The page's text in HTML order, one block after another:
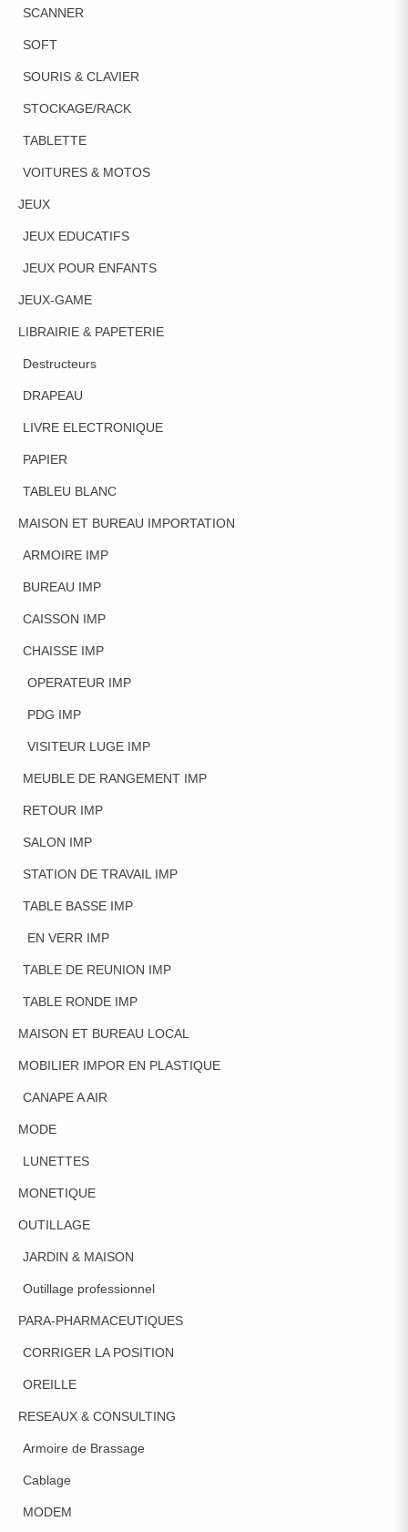
SCANNER
SOFT
SOURIS & CLAVIER
STOCKAGE/RACK
TABLETTE
VOITURES & MOTOS
JEUX
JEUX EDUCATIFS
JEUX POUR ENFANTS
JEUX-GAME
LIBRAIRIE & PAPETERIE
Destructeurs
DRAPEAU
LIVRE ELECTRONIQUE
PAPIER
TABLEU BLANC
MAISON ET BUREAU IMPORTATION
ARMOIRE IMP
BUREAU IMP
CAISSON IMP
CHAISSE IMP
OPERATEUR IMP
PDG IMP
VISITEUR LUGE IMP
MEUBLE DE RANGEMENT IMP
RETOUR IMP
SALON IMP
STATION DE TRAVAIL IMP
TABLE BASSE IMP
EN VERR IMP
TABLE DE REUNION IMP
TABLE RONDE IMP
MAISON ET BUREAU LOCAL
MOBILIER IMPOR EN PLASTIQUE
CANAPE A AIR
MODE
LUNETTES
MONETIQUE
OUTILLAGE
JARDIN & MAISON
Outillage professionnel
PARA-PHARMACEUTIQUES
CORRIGER LA POSITION
OREILLE
RESEAUX & CONSULTING
Armoire de Brassage
Cablage
MODEM